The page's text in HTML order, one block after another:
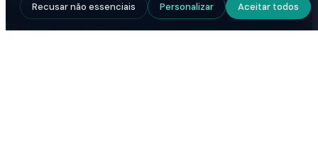
HORÁRIO DE FUNCIONAMENTO
Recusar não essenciais
Personalizar Aceitar todos